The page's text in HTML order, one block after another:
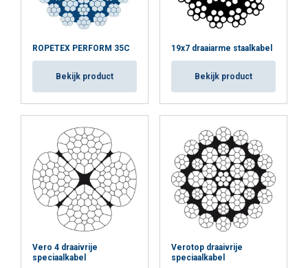
ROPETEX PERFORM 35C
Bekijk product
19x7 draaiarme staalkabel
Bekijk product
Vero 4 draaivrije
speciaalkabel
Verotop draaivrije
speciaalkabel